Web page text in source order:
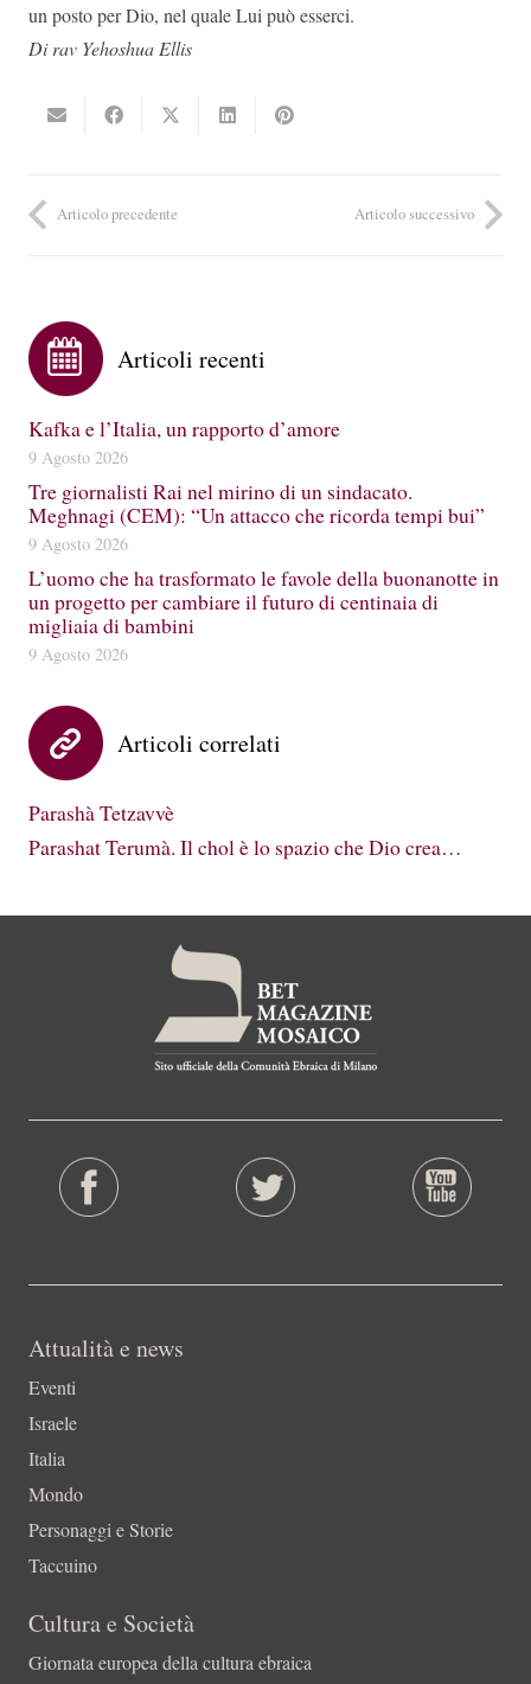
un posto per Dio, nel quale Lui può esserci.
Di rav Yehoshua Ellis
Articolo precedente Articolo successivo
Articoli recenti
Kafka e l’Italia, un rapporto d’amore
9 Agosto 2026
Tre giornalisti Rai nel mirino di un sindacato.
Meghnagi (CEM): “Un attacco che ricorda tempi bui”
9 Agosto 2026
L’uomo che ha trasformato le favole della buonanotte in
un progetto per cambiare il futuro di centinaia di
migliaia di bambini
9 Agosto 2026
Articoli correlati
Parashà Tetzavvè
Parashat Terumà. Il chol è lo spazio che Dio crea…
Attualità e news
Eventi
Israele
Italia
Mondo
Personaggi e Storie
Taccuino
Cultura e Società
Giornata europea della cultura ebraica